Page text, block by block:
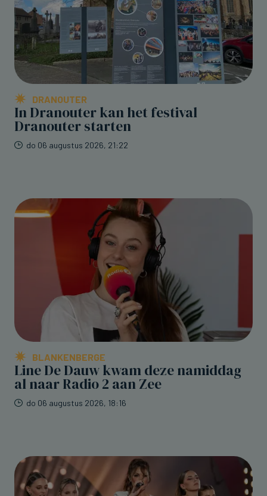
DRANOUTER
In Dranouter kan het festival
Dranouter starten
do 06 augustus 2026, 21:22
BLANKENBERGE
Line De Dauw kwam deze namiddag
al naar Radio 2 aan Zee
do 06 augustus 2026, 18:16